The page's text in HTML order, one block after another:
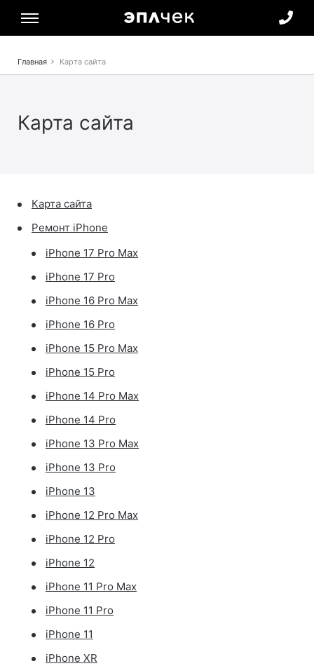
Главная Карта сайта
Карта сайта
Карта сайта
Ремонт iPhone
iPhone 17 Pro Max
iPhone 17 Pro
iPhone 16 Pro Max
iPhone 16 Pro
iPhone 15 Pro Max
iPhone 15 Pro
iPhone 14 Pro Max
iPhone 14 Pro
iPhone 13 Pro Max
iPhone 13 Pro
iPhone 13
iPhone 12 Pro Max
iPhone 12 Pro
iPhone 12
iPhone 11 Pro Max
iPhone 11 Pro
iPhone 11
iPhone XR